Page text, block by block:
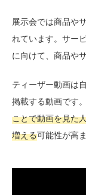
展示会では商品や
れています。サー
に向けて、商品や
ティーザー動画は
掲載する動画です
ことで動画を見た
増える可能性が高